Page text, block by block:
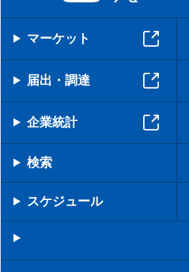
マーケット
届出・調達
企業統計
検索
スケジュール